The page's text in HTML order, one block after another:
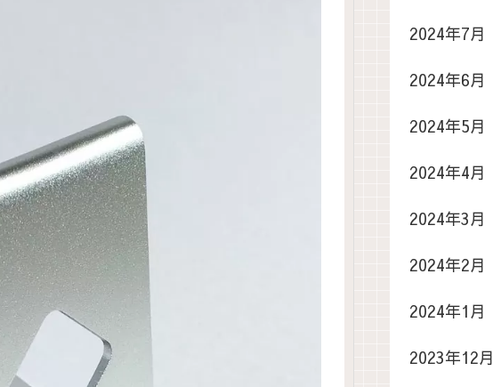
2024年7月
2024年6月
2024年5月
2024年4月
2024年3月
2024年2月
2024年1月
2023年12月